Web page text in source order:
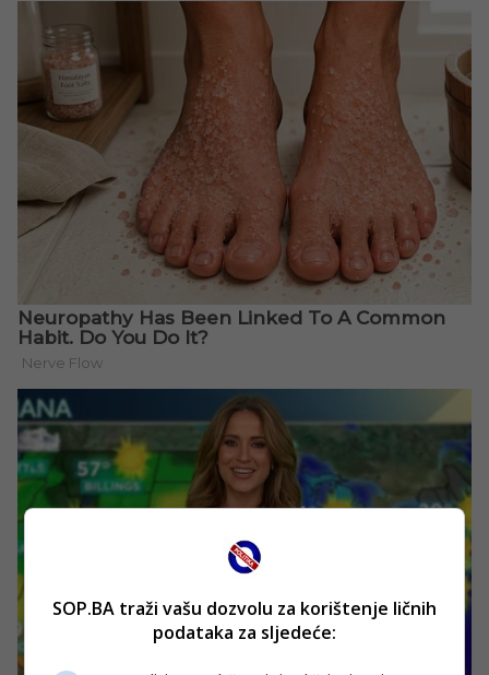
SOP.BA traži vašu dozvolu za korištenje ličnih
podataka za sljedeće: